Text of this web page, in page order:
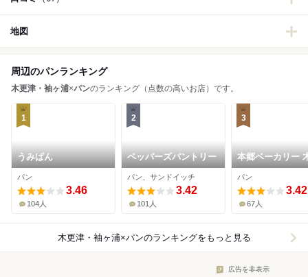
地図
周辺のパンランキング
木更津・袖ヶ浦×パンのランキング（点数の高いお店）です。
1
うみぱん
パン
3.46
104人
2
ペッパーズパントリー
パン、サンドイッチ
3.42
101人
3
本郷ベーカリー
津ファクトリー店
パン
3.42
67人
木更津・袖ヶ浦×パンのランキングをもっと見る
広告を非表示